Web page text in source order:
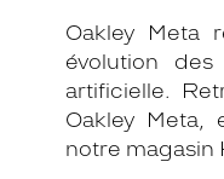
Oakley Meta
évolution
artificielle.
Oakley Meta,
notre magasin